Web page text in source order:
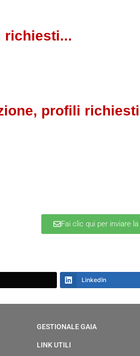
richiesti...
profili
Fai clic qui per inviare
LinkedIn
GESTIONALE GAIA
LINK UTILI